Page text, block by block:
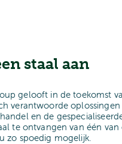
staal aan
gelooft in de toekomst
verantwoorde
en de
te ontvangen van één
zo spoedig mogelijk.